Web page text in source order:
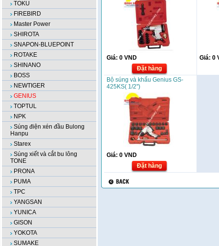
TOKU
FIREBIRD
Master Power
SHIROTA
SNAPON-BLUEPOINT
ROTAKE
SHINANO
BOSS
NEWTIGER
GENIUS
TOPTUL
NPK
Súng điện xén đầu Bulong
Hanpu
Starex
Súng xiết và cắt bu lông
TONE
PRONA
PUMA
TPC
YANGSAN
YUNICA
GISON
YOKOTA
SUMAKE
Giá: 0 VND
Đặt hàng
Giá: 0
Bộ súng và khẩu Genius GS-
425KS( 1/2'')
Giá: 0 VND
Đặt hàng